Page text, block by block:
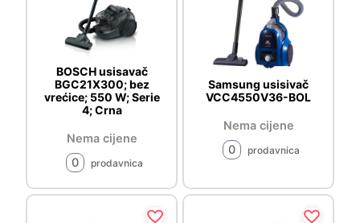
BOSCH usisavač
BGC21X300; bez
vrećice; 550 W; Serie
4; Crna
Nema cijene
0
prodavnica
Samsung usisivač
VCC4550V36-BOL
Nema cijene
0
prodavnica